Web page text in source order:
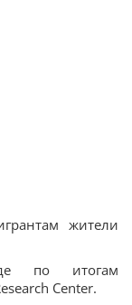
жители
по итогам
Center.